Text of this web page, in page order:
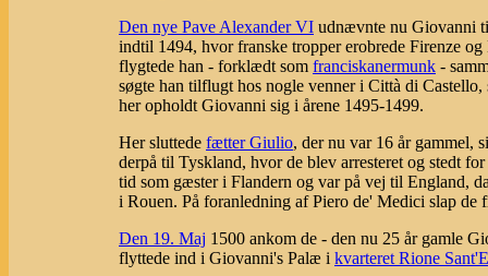
Den nye Pave Alexander VI udnævnte nu Giovanni
indtil 1494, hvor franske tropper erobrede Firenze
flygtede han - forklædt som franciskanermunk -
søgte han tilflugt hos nogle venner i Città di
her opholdt Giovanni sig i årene 1495-1499.
Her sluttede fætter Giulio, der nu var 16 år gammel,
derpå til Tyskland, hvor de blev arresteret og stedt
tid som gæster i Flandern og var på vej til England,
i Rouen. På foranledning af Piero de' Medici slap
Den 19. Maj 1500 ankom de - den nu 25 år gamle
flyttede ind i Giovanni's Palæ i kvarteret Rione